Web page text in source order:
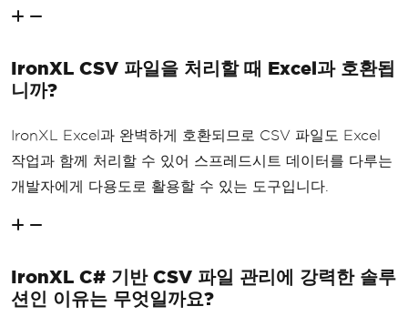
IronXL CSV 파일을 처리할 때 Excel과 호환됩
니까?
IronXL Excel과 완벽하게 호환되므로 CSV 파일도 Excel
작업과 함께 처리할 수 있어 스프레드시트 데이터를 다루는
개발자에게 다용도로 활용할 수 있는 도구입니다.
IronXL C# 기반 CSV 파일 관리에 강력한 솔루
션인 이유는 무엇일까요?